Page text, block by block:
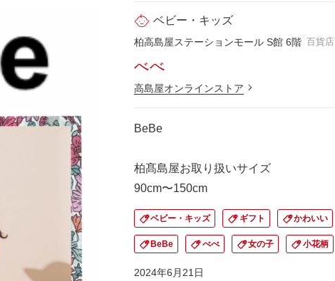
ベビー・キッズ
柏高島屋ステーションモール S館 6階 百貨店
べべ
高島屋オンラインストア
BeBe
柏髙島屋お取り扱いサイズ
90cm〜150cm
ベビー・キッズ ギフト かわいい
BeBe べべ 女の子 小花柄
2024年6月21日